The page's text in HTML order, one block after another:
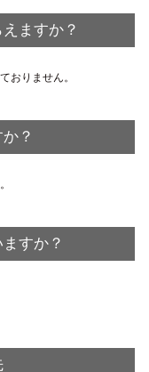
ますか？
おりません。
？
すか？